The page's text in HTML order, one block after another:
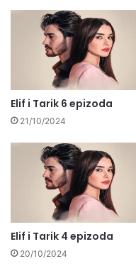
Elif i Tarik 6 epizoda
21/10/2024
Elif i Tarik 4 epizoda
20/10/2024